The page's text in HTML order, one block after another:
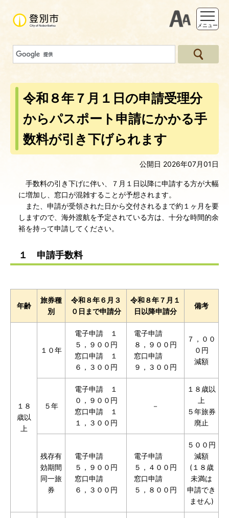
支援ツー
メニュー
令和８年７月１日の申請受理分
からパスポート申請にかかる手
数料が引き下げられます
公開日 2026年07月01日
手数料の引き下げに伴い、７月１日以降に申請する方が大幅
に増加し、窓口が混雑することが予想されます。
また、申請が受領された日から交付されるまで約１ヶ月を要
しますので、海外渡航を予定されている方は、十分な時間的余
裕を持って申請してください。
１ 申請手数料
年齢
旅券種
別
令和８年６月３
０日まで申請分
令和８年７月１
日以降申請分
備考
１８
歳以
上
１０年
電子申請 １
５，９００円
窓口申請 １
６，３００円
電子申請
８，９００円
窓口申請
９，３００円
７，００
０円
減額
５年
電子申請 １
０，９００円
窓口申請 １
１，３００円
－
１８歳以
上
５年旅券
廃止
残存有
効期間
同一旅
券
電子申請
５，９００円
窓口申請
６，３００円
電子申請
５，４００円
窓口申請
５，８００円
５００円
減額
(１８歳
未満は
申請でき
ません)